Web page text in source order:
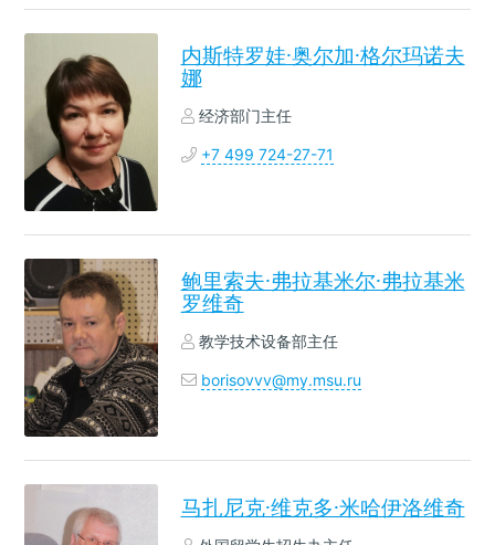
内斯特罗娃·奥尔加·格尔玛诺夫
娜
经济部门主任
+7 499 724-27-71
鲍里索夫·弗拉基米尔·弗拉基米
罗维奇
教学技术设备部主任
borisovvv@my.msu.ru
马扎尼克·维克多·米哈伊洛维奇